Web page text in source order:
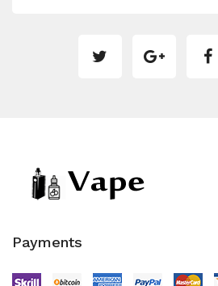
Payments